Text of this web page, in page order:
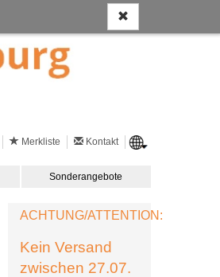
Merkliste Kontakt
Sonderangebote
ACHTUNG/ATTENTION:
Kein Versand
zwischen 27.07.